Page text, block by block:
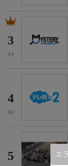
エ
3
(-)
4
(-)
5